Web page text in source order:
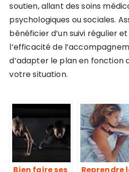
soutien, allant des soins
psychologiques ou sociales.
bénéficier d’un suivi régulier
l’efficacité de
d’adapter le plan en fonction
votre situation.
Bien faire ses Reprendre